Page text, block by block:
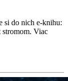
si do nich e-knihu:
stromom. Viac